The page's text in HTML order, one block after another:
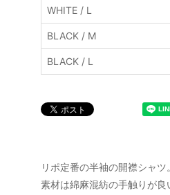
WHITE / L
BLACK / M
BLACK / L
リポ定番の半袖の開襟シャツ。
素材は綿麻混紡の手触りが良